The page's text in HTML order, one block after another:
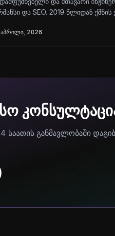
და SEO. 2019 წლიდან
2026
საათის განმავლობაში